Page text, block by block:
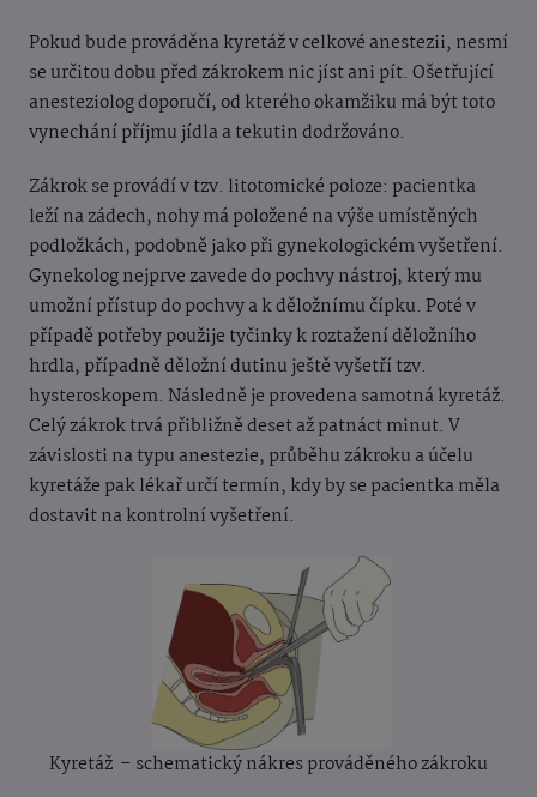
Pokud bude prováděna kyretáž v celkové anestezii, nesmí
se určitou dobu před zákrokem nic jíst ani pít. Ošetřující
anesteziolog doporučí, od kterého okamžiku má být toto
vynechání příjmu jídla a tekutin dodržováno.
Zákrok se provádí v tzv. litotomické poloze: pacientka
leží na zádech, nohy má položené na výše umístěných
podložkách, podobně jako při gynekologickém vyšetření.
Gynekolog nejprve zavede do pochvy nástroj, který mu
umožní přístup do pochvy a k děložnímu čípku. Poté v
případě potřeby použije tyčinky k roztažení děložního
hrdla, případně děložní dutinu ještě vyšetří tzv.
hysteroskopem. Následně je provedena samotná kyretáž.
Celý zákrok trvá přibližně deset až patnáct minut. V
závislosti na typu anestezie, průběhu zákroku a účelu
kyretáže pak lékař určí termín, kdy by se pacientka měla
dostavit na kontrolní vyšetření.
Kyretáž – schematický nákres prováděného zákroku